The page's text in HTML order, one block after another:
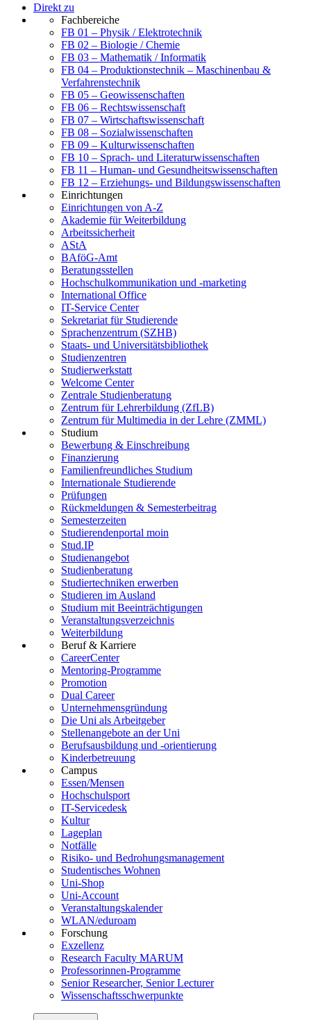
Direkt zu
Fachbereiche
FB 01 – Physik / Elektrotechnik
FB 02 – Biologie / Chemie
FB 03 – Mathematik / Informatik
FB 04 – Produktionstechnik – Maschinenbau &
Verfahrenstechnik
FB 05 – Geowissenschaften
FB 06 – Rechtswissenschaft
FB 07 – Wirtschaftswissenschaft
FB 08 – Sozialwissenschaften
FB 09 – Kulturwissenschaften
FB 10 – Sprach- und Literaturwissenschaften
FB 11 – Human- und Gesundheitswissenschaften
FB 12 – Erziehungs- und Bildungswissenschaften
Einrichtungen
Einrichtungen von A-Z
Akademie für Weiterbildung
Arbeitssicherheit
AStA
BAföG-Amt
Beratungsstellen
Hochschulkommunikation und -marketing
International Office
IT-Service Center
Sekretariat für Studierende
Sprachenzentrum (SZHB)
Staats- und Universitätsbibliothek
Studienzentren
Studierwerkstatt
Welcome Center
Zentrale Studienberatung
Zentrum für Lehrerbildung (ZfLB)
Zentrum für Multimedia in der Lehre (ZMML)
Studium
Bewerbung & Einschreibung
Finanzierung
Familienfreundliches Studium
Internationale Studierende
Prüfungen
Rückmeldungen & Semesterbeitrag
Semesterzeiten
Studierendenportal moin
Stud.IP
Studienangebot
Studienberatung
Studiertechniken erwerben
Studieren im Ausland
Studium mit Beeinträchtigungen
Veranstaltungsverzeichnis
Weiterbildung
Beruf & Karriere
CareerCenter
Mentoring-Programme
Promotion
Dual Career
Unternehmensgründung
Die Uni als Arbeitgeber
Stellenangebote an der Uni
Berufsausbildung und -orientierung
Kinderbetreuung
Campus
Essen/Mensen
Hochschulsport
IT-Servicedesk
Kultur
Lageplan
Notfälle
Risiko- und Bedrohungsmanagement
Studentisches Wohnen
Uni-Shop
Uni-Account
Veranstaltungskalender
WLAN/eduroam
Forschung
Exzellenz
Research Faculty MARUM
Professorinnen-Programme
Senior Researcher, Senior Lecturer
Wissenschaftsschwerpunkte